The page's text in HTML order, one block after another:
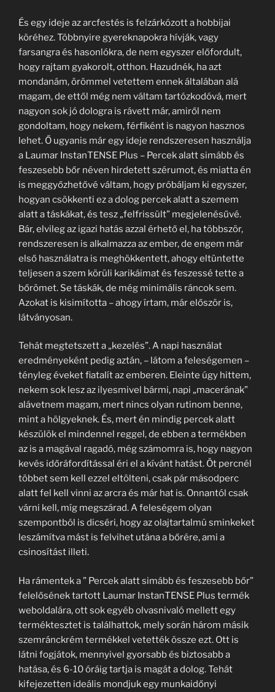
És egy ideje az arcfestés is felzárkózott a hobbijai
köréhez. Többnyire gyereknapokra hívják, vagy
farsangra és hasonlókra, de nem egyszer előfordult,
hogy rajtam gyakorolt, otthon. Hazudnék, ha azt
mondanám, örömmel vetettem ennek általában alá
magam, de ettől még nem váltam tartózkodóvá, mert
nagyon sok jó dologra is rávett már, amiről nem
gondoltam, hogy nekem, férfiként is nagyon hasznos
lehet. Ő ugyanis már egy ideje rendszeresen használja
a Laumar InstanTENSE Plus – Percek alatt simább és
feszesebb bőr néven hirdetett szérumot, és miatta én
is meggyőzhetővé váltam, hogy próbáljam ki egyszer,
hogyan csökkenti ez a dolog percek alatt a szemem
alatt a táskákat, és tesz „felfrissült” megjelenésűvé.
Bár, elvileg az igazi hatás azzal érhető el, ha többször,
rendszeresen is alkalmazza az ember, de engem már
első használatra is meghökkentett, ahogy eltüntette
teljesen a szem körüli karikáimat és feszessé tette a
bőrömet. Se táskák, de még minimális ráncok sem.
Azokat is kisimította – ahogy írtam, már először is,
látványosan.
Tehát megtetszett a „kezelés”. A napi használat
eredményeként pedig aztán, – látom a feleségemen –
tényleg éveket fiatalít az emberen. Eleinte úgy hittem,
nekem sok lesz az ilyesmivel bármi, napi „macerának”
alávetnem magam, mert nincs olyan rutinom benne,
mint a hölgyeknek. És, mert én mindig percek alatt
készülök el mindennel reggel, de ebben a termékben
az is a magával ragadó, még számomra is, hogy nagyon
kevés időráfordítással éri el a kívánt hatást. Öt percnél
többet sem kell ezzel eltölteni, csak pár másodperc
alatt fel kell vinni az arcra és már hat is. Onnantól csak
várni kell, míg megszárad. A feleségem olyan
szempontból is dicséri, hogy az olajtartalmú sminkeket
leszámítva mást is felvihet utána a bőrére, ami a
csinosítást illeti.
Ha rámentek a ” Percek alatt simább és feszesebb bőr”
felelősének tartott Laumar InstanTENSE Plus termék
weboldalára, ott sok egyéb olvasnivaló mellett egy
terméktesztet is találhattok, mely során három másik
szemránckrém termékkel vetették össze ezt. Ott is
látni fogjátok, mennyivel gyorsabb és biztosabb a
hatása, és 6-10 óráig tartja is magát a dolog. Tehát
kifejezetten ideális mondjuk egy munkaidőnyi